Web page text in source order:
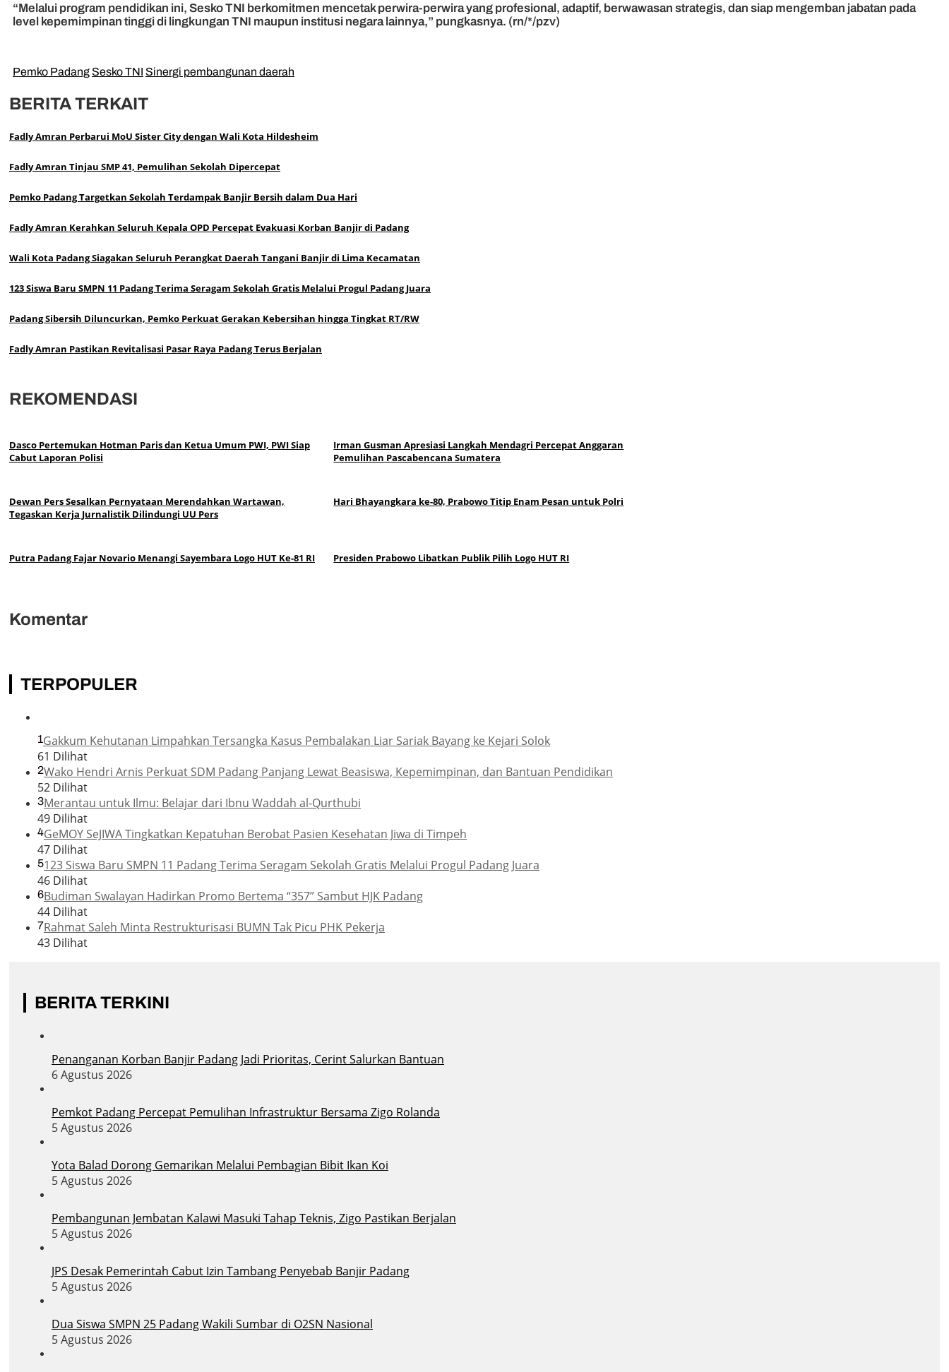
“Melalui program pendidikan ini, Sesko TNI berkomitmen mencetak perwira-perwira yang profesional, adaptif, berwawasan strategis, dan siap mengemban jabatan pada
level kepemimpinan tinggi di lingkungan TNI maupun institusi negara lainnya,” pungkasnya. (rn/*/pzv)
Pemko Padang Sesko TNI Sinergi pembangunan daerah
BERITA TERKAIT
Fadly Amran Perbarui MoU Sister City dengan Wali Kota Hildesheim
Fadly Amran Tinjau SMP 41, Pemulihan Sekolah Dipercepat
Pemko Padang Targetkan Sekolah Terdampak Banjir Bersih dalam Dua Hari
Fadly Amran Kerahkan Seluruh Kepala OPD Percepat Evakuasi Korban Banjir di Padang
Wali Kota Padang Siagakan Seluruh Perangkat Daerah Tangani Banjir di Lima Kecamatan
123 Siswa Baru SMPN 11 Padang Terima Seragam Sekolah Gratis Melalui Progul Padang Juara
Padang Sibersih Diluncurkan, Pemko Perkuat Gerakan Kebersihan hingga Tingkat RT/RW
Fadly Amran Pastikan Revitalisasi Pasar Raya Padang Terus Berjalan
REKOMENDASI
Dasco Pertemukan Hotman Paris dan Ketua Umum PWI, PWI Siap
Cabut Laporan Polisi
Irman Gusman Apresiasi Langkah Mendagri Percepat Anggaran
Pemulihan Pascabencana Sumatera
Dewan Pers Sesalkan Pernyataan Merendahkan Wartawan,
Tegaskan Kerja Jurnalistik Dilindungi UU Pers
Hari Bhayangkara ke-80, Prabowo Titip Enam Pesan untuk Polri
Putra Padang Fajar Novario Menangi Sayembara Logo HUT Ke-81 RI Presiden Prabowo Libatkan Publik Pilih Logo HUT RI
Komentar
TERPOPULER
1Gakkum Kehutanan Limpahkan Tersangka Kasus Pembalakan Liar Sariak Bayang ke Kejari Solok
61 Dilihat
2Wako Hendri Arnis Perkuat SDM Padang Panjang Lewat Beasiswa, Kepemimpinan, dan Bantuan Pendidikan
52 Dilihat
3Merantau untuk Ilmu: Belajar dari Ibnu Waddah al-Qurthubi
49 Dilihat
4GeMOY SeJIWA Tingkatkan Kepatuhan Berobat Pasien Kesehatan Jiwa di Timpeh
47 Dilihat
5123 Siswa Baru SMPN 11 Padang Terima Seragam Sekolah Gratis Melalui Progul Padang Juara
46 Dilihat
6Budiman Swalayan Hadirkan Promo Bertema “357” Sambut HJK Padang
44 Dilihat
7Rahmat Saleh Minta Restrukturisasi BUMN Tak Picu PHK Pekerja
43 Dilihat
BERITA TERKINI
Penanganan Korban Banjir Padang Jadi Prioritas, Cerint Salurkan Bantuan
6 Agustus 2026
Pemkot Padang Percepat Pemulihan Infrastruktur Bersama Zigo Rolanda
5 Agustus 2026
Yota Balad Dorong Gemarikan Melalui Pembagian Bibit Ikan Koi
5 Agustus 2026
Pembangunan Jembatan Kalawi Masuki Tahap Teknis, Zigo Pastikan Berjalan
5 Agustus 2026
JPS Desak Pemerintah Cabut Izin Tambang Penyebab Banjir Padang
5 Agustus 2026
Dua Siswa SMPN 25 Padang Wakili Sumbar di O2SN Nasional
5 Agustus 2026